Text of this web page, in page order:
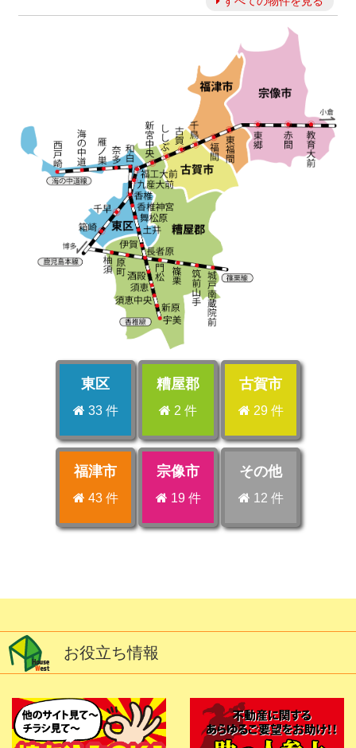
東区
33 件
糟屋郡
2 件
古賀市
29 件
福津市
43 件
宗像市
19 件
その他
12 件
お役立ち情報